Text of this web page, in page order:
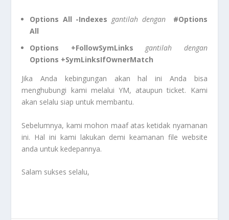
Options All -Indexes gantilah dengan
#Options
All
Options +FollowSymLinks
gantilah dengan
Options +SymLinksIfOwnerMatch
Jika Anda kebingungan akan hal ini Anda bisa
menghubungi kami melalui YM, ataupun ticket. Kami
akan selalu siap untuk membantu.
Sebelumnya, kami mohon maaf atas ketidak nyamanan
ini. Hal ini kami lakukan demi keamanan file website
anda untuk kedepannya.
Salam sukses selalu,